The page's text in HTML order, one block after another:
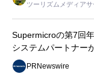
ツーリズムメディアサ
Supermicroの第7回
システムパートナー
導入に関する実践的
PRNewswire